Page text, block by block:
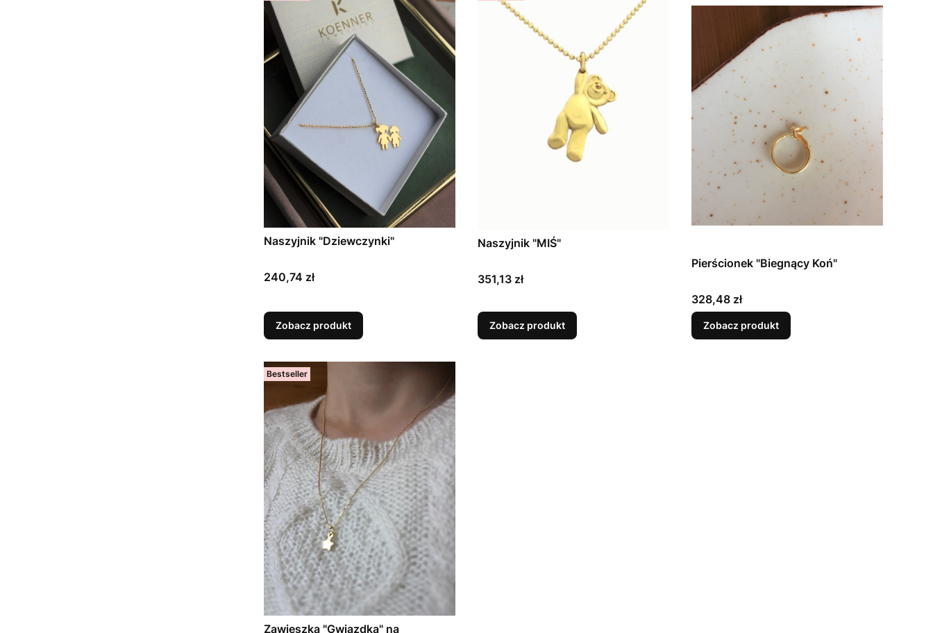
Naszyjnik "Dziewczynki"
Cena
240,74 zł
Zobacz produkt
Naszyjnik "MIŚ"
Cena
351,13 zł
Zobacz produkt
Pierścionek "Biegnący Koń"
Cena
328,48 zł
Zobacz produkt
Bestseller
Zawieszka "Gwiazdka" na